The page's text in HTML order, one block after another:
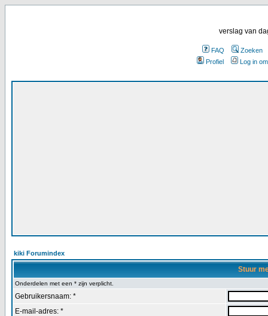
verslag van
FAQ
Zoeken
Profiel
Log in
kiki Forumindex
Stuur
Onderdelen met een * zijn verplicht.
Gebruikersnaam: *
E-mail-adres: *